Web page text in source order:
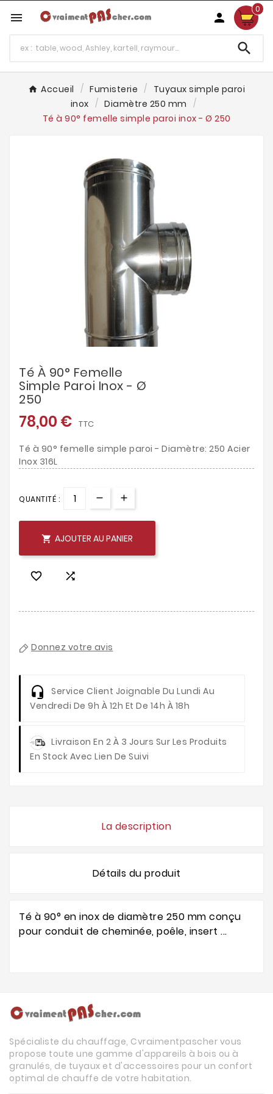
 
0

Accueil Fumisterie
Tuyaux simple paroi
inox
Diamètre 250 mm
Té à 90° femelle simple paroi inox - Ø 250
Té À 90° Femelle
Simple Paroi Inox - Ø
250
78,00 € TTC
Té à 90° femelle simple paroi - Diamètre: 250 Acier
Inox 316L
QUANTITÉ :
 AJOUTER AU PANIER
 
Donnez votre avis
Service Client Joignable Du Lundi Au
Vendredi De 9h À 12h Et De 14h À 18h
Livraison En 2 À 3 Jours Sur Les Produits
En Stock Avec Lien De Suivi
La description
Détails du produit
Té à 90° en inox de diamètre 250 mm conçu
pour conduit de cheminée, poêle, insert ...
Spécialiste du chauffage, Cvraimentpascher vous
propose toute une gamme d'appareils à bois ou à
granulés, de tuyaux et d'accessoires pour un confort
optimal de chauffe de votre habitation.